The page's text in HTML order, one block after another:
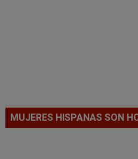
MUJERES HISPANAS SON